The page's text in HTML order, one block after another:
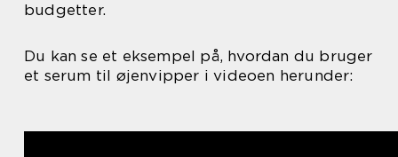
budgetter.
Du kan se et eksempel på, hvordan du bruger
et serum til øjenvipper i videoen herunder: